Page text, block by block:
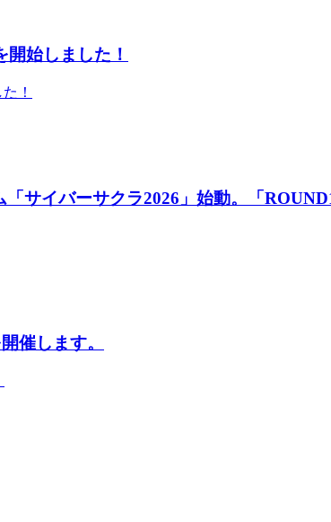
開始しました！
！
サイバーサクラ2026」始動。「
催します。